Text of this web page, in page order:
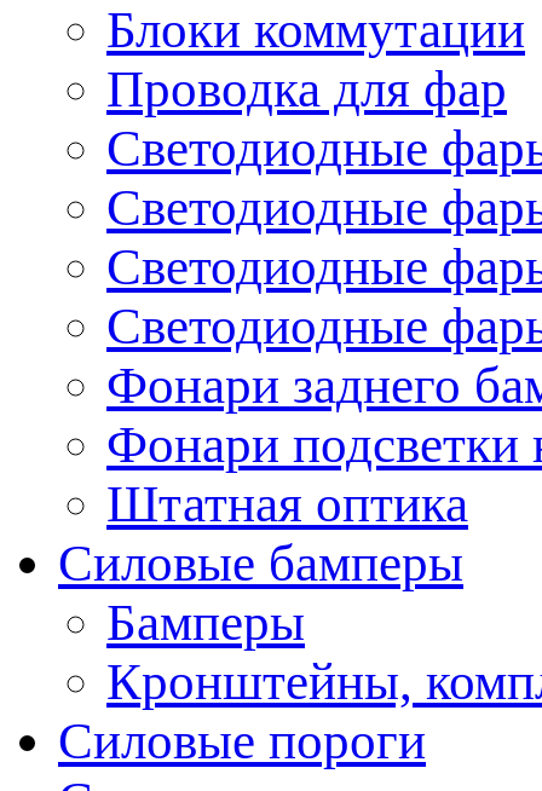
Блоки коммутации
Проводка для фар
Светодиодные
Светодиодные
Светодиодные
Светодиодные
Фонари заднего
Фонари подсветки
Штатная оптика
Силовые бамперы
Бамперы
Кронштейны,
Силовые пороги